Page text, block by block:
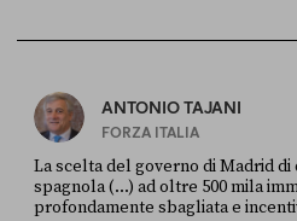
ANTONIO TAJANI
FORZA ITALIA
La scelta del governo di Madrid di
spagnola (...) ad oltre 500 mila
profondamente sbagliata e